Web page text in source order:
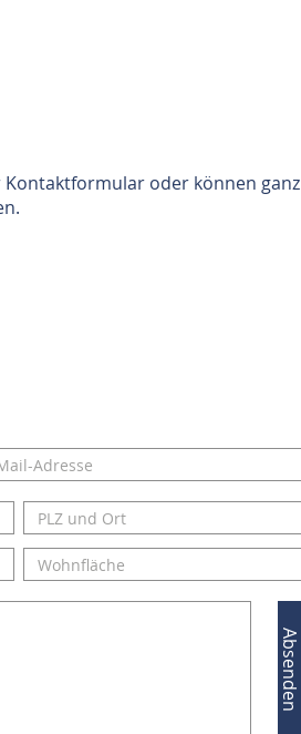
Kontaktformular oder können ganz
Absenden